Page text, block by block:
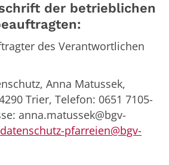
der betrieblichen
des Verantwortlichen
Anna Matussek,
Trier, Telefon: 0651 7105-
anna.matussek@bgv-
datenschutz-pfarreien@bgv-